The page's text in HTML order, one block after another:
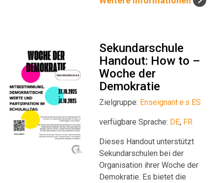
Sekundarschule
Handout: How to –
Woche der
Demokratie
Zielgruppe: Enseignant·e·s ES
verfügbare Sprache: DE, FR
Dieses Handout unterstützt
Sekundarschulen bei der
Organisation ihrer Woche der
Demokratie. Es bietet die